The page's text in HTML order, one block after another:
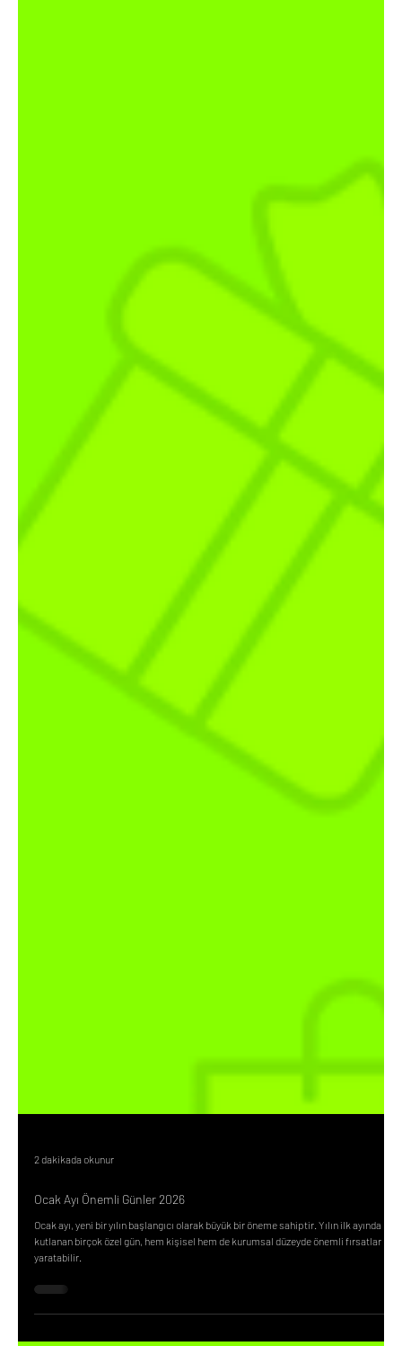
2 dakikada okunur
Ocak Ayı Önemli Günler 2026
Ocak ayı, yeni bir yılın başlangıcı olarak büyük bir öneme sahiptir. Yılın ilk ayında
yaratabilir.